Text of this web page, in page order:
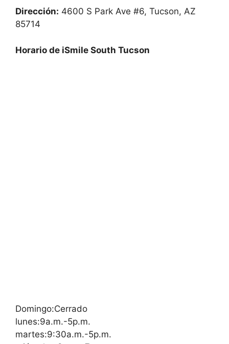
Dirección: 4600 S Park Ave #6, Tucson, AZ
85714
Horario de iSmile South Tucson
Domingo:Cerrado
lunes:9a.m.-5p.m.
martes:9:30a.m.-5p.m.